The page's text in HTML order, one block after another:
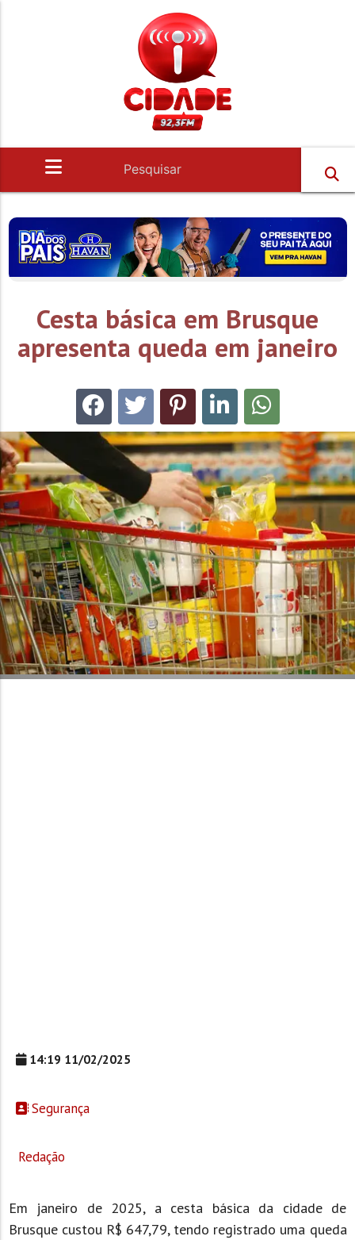
Cesta básica em Brusque
apresenta queda em janeiro
14:19 11/02/2025
Segurança
Redação
Em janeiro de 2025, a cesta básica da cidade de
Brusque custou R$ 647,79, tendo registrado uma queda